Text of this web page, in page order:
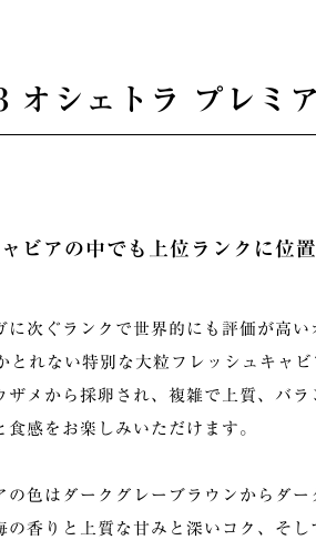
オシェトラ プレミ
ビアの中でも上位ランクに位
に次ぐランクで世界的にも評価が高
とれない特別な大粒フレッシュキャ
ザメから採卵され、複雑で上質、バ
⾷感をお楽しみいただけます。
の色はダークグレーブラウンからダ
の香りと上質な甘みと深いコク、そ